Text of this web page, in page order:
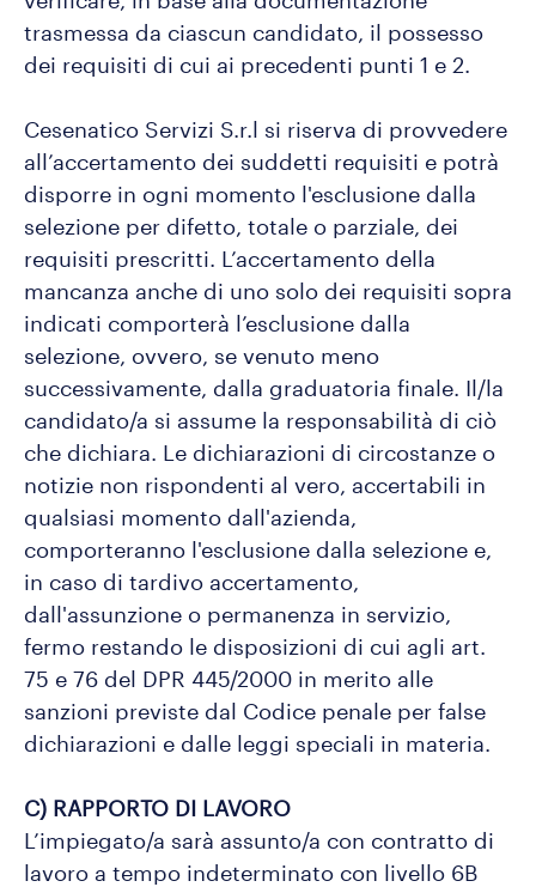
trasmessa da ciascun candidato, il possesso
dei requisiti di cui ai precedenti punti 1 e 2.
Cesenatico Servizi S.r.l si riserva di provvedere
all’accertamento dei suddetti requisiti e potrà
disporre in ogni momento l'esclusione dalla
selezione per difetto, totale o parziale, dei
requisiti prescritti. L’accertamento della
mancanza anche di uno solo dei requisiti sopra
indicati comporterà l’esclusione dalla
selezione, ovvero, se venuto meno
successivamente, dalla graduatoria finale. Il/la
candidato/a si assume la responsabilità di ciò
che dichiara. Le dichiarazioni di circostanze o
notizie non rispondenti al vero, accertabili in
qualsiasi momento dall'azienda,
comporteranno l'esclusione dalla selezione e,
in caso di tardivo accertamento,
dall'assunzione o permanenza in servizio,
fermo restando le disposizioni di cui agli art.
75 e 76 del DPR 445/2000 in merito alle
sanzioni previste dal Codice penale per false
dichiarazioni e dalle leggi speciali in materia.
C) RAPPORTO DI LAVORO
L’impiegato/a sarà assunto/a con contratto di
lavoro a tempo indeterminato con livello 6B